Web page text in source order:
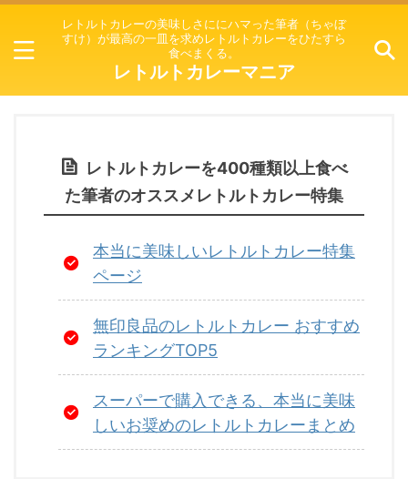
レトルトカレーの美味しさににハマった筆者（ちゃぼ
すけ）が最高の一皿を求めレトルトカレーをひたすら
食べまくる。
レトルトカレーマニア
レトルトカレーを400種類以上食べ
た筆者のオススメレトルトカレー特集
本当に美味しいレトルトカレー特集
ページ
無印良品のレトルトカレー おすすめ
ランキングTOP5
スーパーで購入できる、本当に美味
しいお奨めのレトルトカレーまとめ